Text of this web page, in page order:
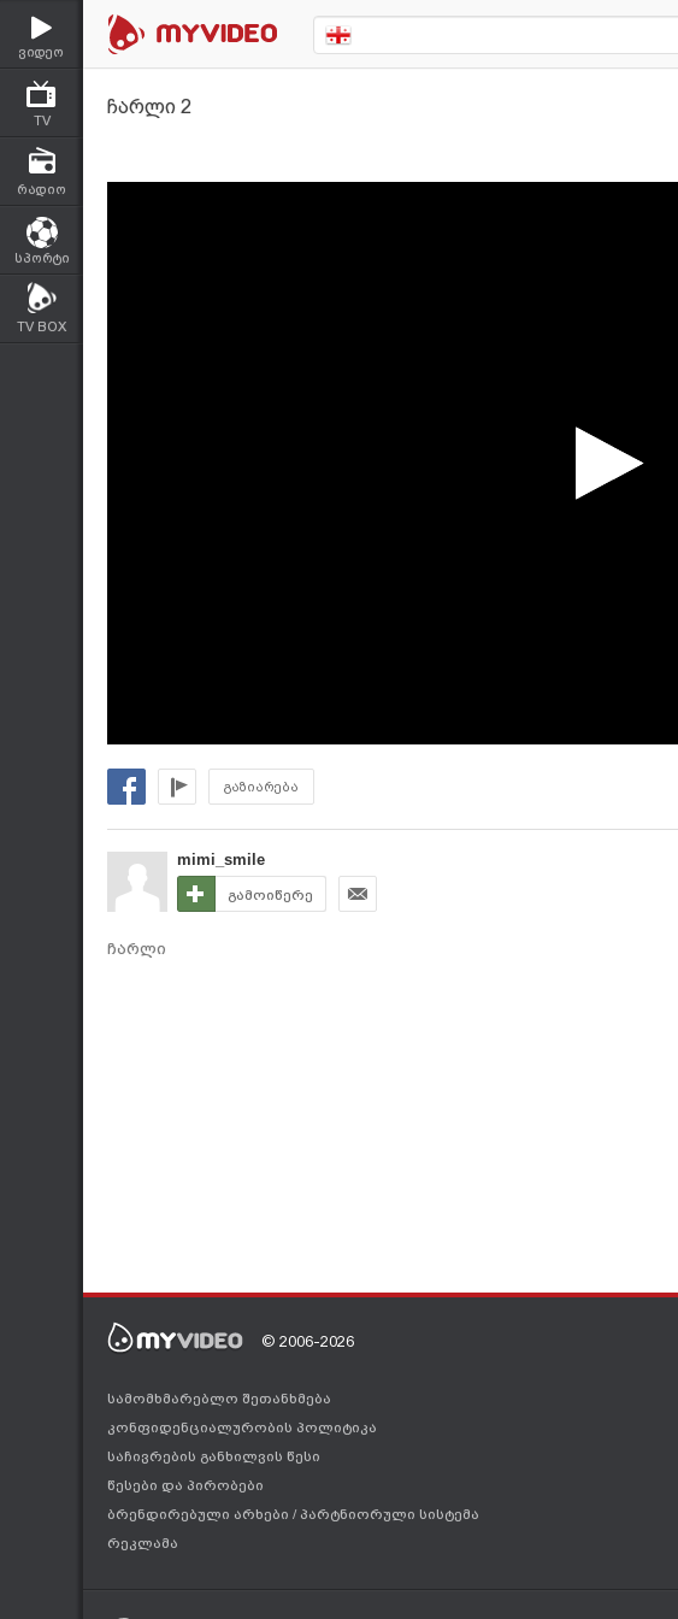
ვიდეო
TV
რადიო
სპორტი
TV BOX
ჩარლი 2
გაზიარება
mimi_smile
გამოიწერე
ჩარლი
© 2006-2026
სამომხმარებლო შეთანხმება
კონფიდენციალურობის პოლიტიკა
საჩივრების განხილვის წესი
წესები და პირობები
ბრენდირებული არხები / პარტნიორული სისტემა
რეკლამა